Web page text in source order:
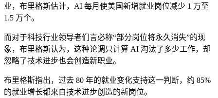
业，布里格斯估计，AI 每月使美国新增就业岗位减少 1 万至
1.5 万个。
而对于科技行业领导者们言必称“部分岗位将永久消失”的现
象，布里格斯认为，这种论调只计算 AI 淘汰了多少工作，却
忽略了技术进步也会创造新职业。
布里格斯指出，过去 80 年的就业变化支持这一判断，约 85%
的就业增长都来自技术进步创造的新岗位。